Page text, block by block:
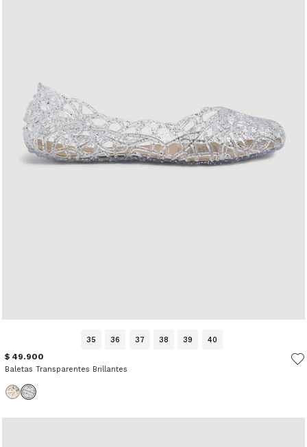
35 36 37 38 39 40
$ 49.900
Baletas Transparentes Brillantes